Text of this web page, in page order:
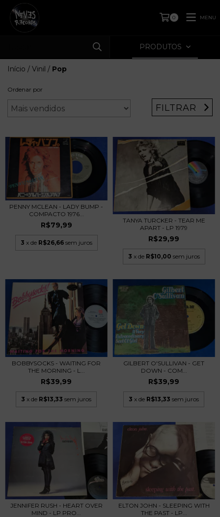
0 MENU
PRODUTOS
Início / Vinil / Pop
Ordenar por
FILTRAR
PENNY MCLEAN - LADY BUMP -
COMPACTO 1976...
R$79,99
3 x de R$26,66 sem juros
TANYA TURCKER - TEAR ME
APART - LP 1979
R$29,99
3 x de R$10,00 sem juros
BOBBYSOCKS - WAITING FOR
THE MORNING - L...
R$39,99
3 x de R$13,33 sem juros
GILBERT O'SULLIVAN - GET
DOWN - COM...
R$39,99
3 x de R$13,33 sem juros
JENNIFER RUSH - HEART OVER
MIND - LP PRO...
ELTON JOHN - SLEEPING WITH
THE PAST - LP...